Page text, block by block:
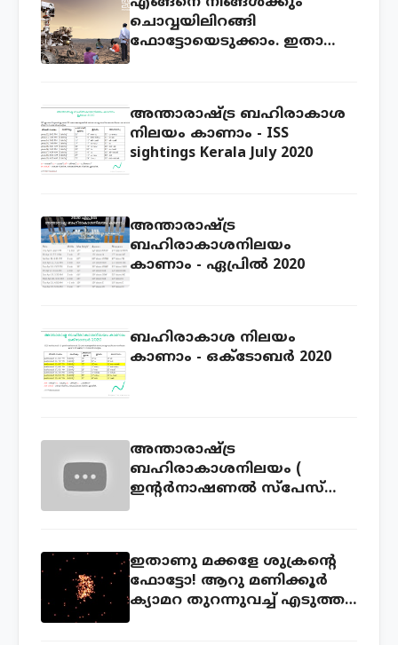
ചൊവ്വയിലിറങ്ങി
ഫോട്ടോയെടുക്കാം. ഇതാ
അന്താരാഷ്ട്ര ബഹിരാകാശ
നിലയം കാണാം - ISS
sightings Kerala July 2020
അന്താരാഷ്ട്ര
ബഹിരാകാശനിലയം
കാണാം - ഏപ്രില്‍ 2020
ബഹിരാകാശ നിലയം
കാണാം - ഒക്ടോബ‍ർ 2020
അന്താരാഷ്ട്ര
ബഹിരാകാശനിലയം (
ഇന്റര്‍നാഷണല്‍ സ്പേസ്
ഇതാണു മക്കളേ ശുക്രന്റെ
ഫോട്ടോ! ആറു മണിക്കൂര്‍
ക്യാമറ തുറന്നുവച്ച് എടുത്ത